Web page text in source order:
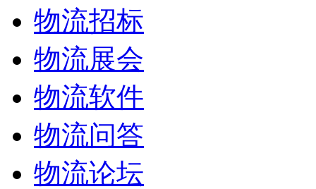
物流招标
物流展会
物流软件
物流问答
物流论坛